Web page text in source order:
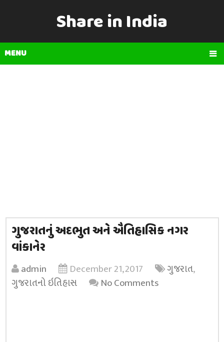
Share in India
MENU
ગુજરાતનું અદભુત અને ઐતિહાસિક નગર
વાંકાનેર
admin December 21, 2017 ગુજરાત,
ગુજરાતનો ઇતિહાસ
No Comments